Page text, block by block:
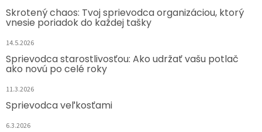
Skrotený chaos: Tvoj sprievodca organizáciou, ktorý
vnesie poriadok do každej tašky
14.5.2026
Sprievodca starostlivosťou: Ako udržať vašu potlač
ako novú po celé roky
11.3.2026
Sprievodca veľkosťami
6.3.2026